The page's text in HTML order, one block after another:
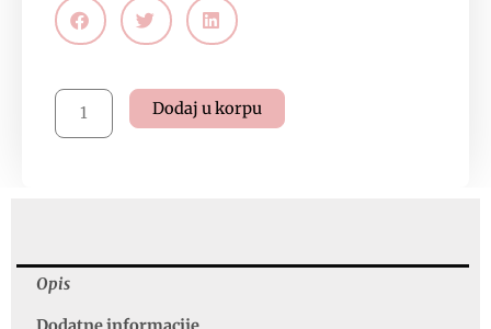
Tonik
masnu
Dodaj u korpu
Opis